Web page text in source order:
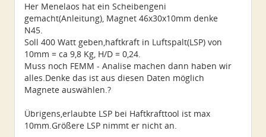
Her Menelaos hat ein Scheibengeni
gemacht(Anleitung), Magnet 46x30x10mm denke
N45.
Soll 400 Watt geben,haftkraft in Luftspalt(LSP) von
10mm = ca 9,8 Kg, H/D = 0,24.
Muss noch FEMM - Analise machen dann haben wir
alles.Denke das ist aus diesen Daten möglich
Magnete auswählen.?
Übrigens,erlaubte LSP bei Haftkrafttool ist max
10mm.Größere LSP nimmt er nicht an.